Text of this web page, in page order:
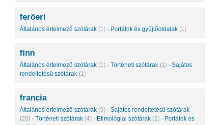
feröeri
Általános értelmező szótárak (1) · Portálok és gyűjtőoldalak (1)
finn
Általános értelmező szótárak (1) · Történeti szótárak (1) · Sajátos
rendeltetésű szótárak (1)
francia
Általános értelmező szótárak (9) · Sajátos rendeltetésű szótárak
(20) · Történeti szótárak (4) · Etimológiai szótárak (2) · Portálok és